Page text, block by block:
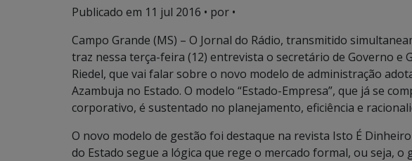
Publicado em 11 jul 2016 • por •
Campo Grande (MS) – O Jornal do Rádio, transmitido
traz nessa terça-feira (12) entrevista o secretário de Governo e
Riedel, que vai falar sobre o novo modelo de administração
Azambuja no Estado. O modelo “Estado-Empresa”, que já se
corporativo, é sustentado no planejamento, eficiência e
O novo modelo de gestão foi destaque na revista Isto É
do Estado segue a lógica que rege o mercado formal, ou seja, o